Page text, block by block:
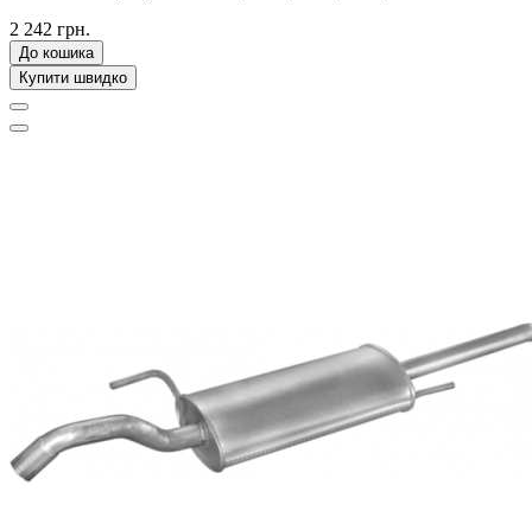
2 242 грн.
До кошика
Купити швидко